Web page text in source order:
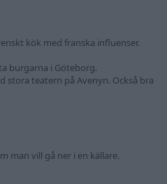
kök med franska influenser.
burgarna i Göteborg.
teatern på Avenyn. Också bra
man vill gå ner i en källare.